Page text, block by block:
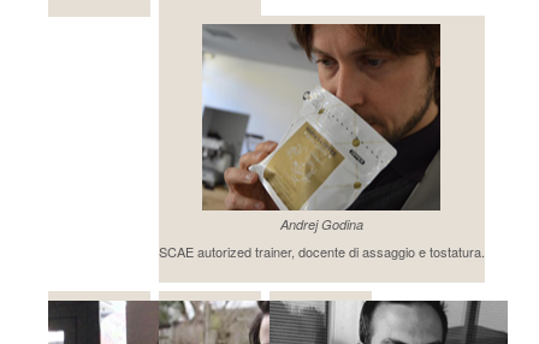
Andrej Godina
SCAE autorized trainer, docente di assaggio e tostatura.